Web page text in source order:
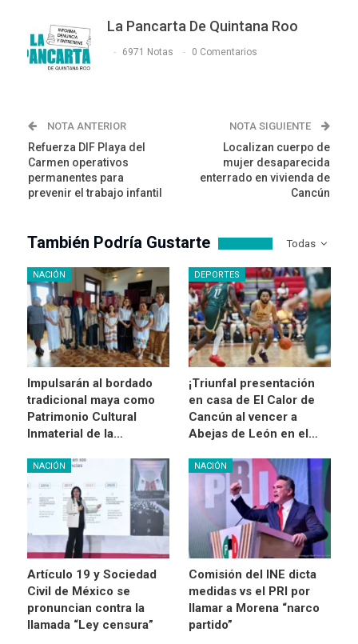
La Pancarta De Quintana Roo
6971 Notas 0 Comentarios
NOTA ANTERIOR
Refuerza DIF Playa del
Carmen operativos
permanentes para
prevenir el trabajo infantil
NOTA SIGUIENTE
Localizan cuerpo de
mujer desaparecida
enterrado en vivienda de
Cancún
Todas
También Podría Gustarte
NACIÓN
Impulsarán al bordado
tradicional maya como
Patrimonio Cultural
Inmaterial de la…
DEPORTES
¡Triunfal presentación
en casa de El Calor de
Cancún al vencer a
Abejas de León en el…
NACIÓN
Artículo 19 y Sociedad
Civil de México se
pronuncian contra la
llamada “Ley censura”
NACIÓN
Comisión del INE dicta
medidas vs el PRI por
llamar a Morena “narco
partido”